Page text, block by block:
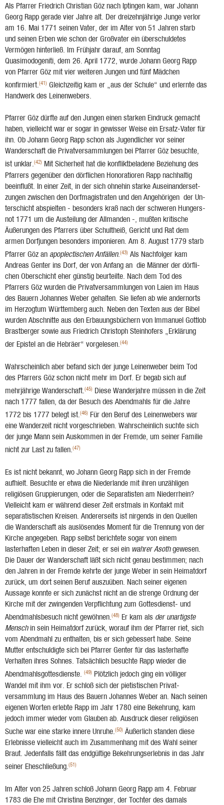
Als Pfar­rer Friedrich Christian Göz nach Iptingen kam, war Johann
Georg Rapp ge­rade vier Jahre alt. Der dreizehnjährige Junge verlor
am 16. Mai 1771 seinen Va­ter, der im Alter von 51 Jahren starb
und seinen Erben wie schon der Großvater ein überschuldetes
Vermögen hinter­ließ. Im Frühjahr darauf, am Sonntag
Quasimodogeniti, dem 26. April 1772, wurde Johann Georg Rapp
von Pfarrer Göz mit vier weiteren Jungen und fünf Mädchen
konfirmiert.(41) Gleichzeitig kam er „aus der Schule“ und erlernte das
Handwerk des Leinenwebers.
Pfarrer Göz dürfte auf den Jungen einen starken Eindruck gemacht
haben, vielleicht war er sogar in gewisser Weise ein Ersatz-Vater für
ihn. Ob Johann Georg Rapp schon als Jugendlicher vor seiner
Wanderschaft die Privatversammlungen bei Pfarrer Göz besuchte,
ist unklar.(42) Mit Sicherheit hat die konfliktbeladene Be­ziehung des
Pfar­rers gegenüber den dörflichen Honoratioren Rapp nachhaltig
beein­flußt. In einer Zeit, in der sich ohnehin starke Auseinanderset­
zungen zwischen den Dorfmagistraten und den Angehörigen der Un­
terschicht abspielten - besonders kraß nach der schweren Hungers­
not 1771 um die Austeilung der Allmanden -, mußten kritische
Äuße­rungen des Pfar­rers über Schultheiß, Gericht und Rat dem
armen Dorfjungen besonders imponieren. Am 8. August 1779 starb
Pfarrer Göz an apoplectischen Anfällen.(43) Als Nachfolger kam
Andreas Genter ins Dorf, der von Anfang an die Männer der dörfli­
chen Oberschicht eher günstig be­urteilte. Nach dem Tod des
Pfarrers Göz wurden die Privatversammlungen von Laien im Haus
des Bauern Johannes Weber gehalten. Sie liefen ab wie andernorts
im Herzogtum Württem­berg auch. Neben den Texten aus der Bibel
wurden Abschnitte aus den Erbauungsbüchern von Immanuel Gottlob
Brastberger sowie aus Friedrich Christoph Steinhofers „Erklärung
der Epistel an die Hebräer“ vorgelesen.(44)
Wahrscheinlich aber befand sich der junge Leinenweber beim Tod
des Pfarrers Göz schon nicht mehr im Dorf. Er begab sich auf
mehrjährige Wanderschaft.(45) Diese Wanderjahre müs­sen in die Zeit
nach 1777 fallen, da der Besuch des Abendmahls für die Jahre
1772 bis 1777 belegt ist.(46) Für den Beruf des Leinenwebers war
eine Wanderzeit nicht vorgeschrieben. Wahrscheinlich suchte sich
der junge Mann sein Auskommen in der Fremde, um seiner Fami­lie
nicht zur Last zu fallen.(47)
Es ist nicht bekannt, wo Johann Georg Rapp sich in der Fremde
aufhielt. Besuchte er etwa die Niederlande mit ihren unzähligen
religiösen Gruppierungen, oder die Separatisten am Nie­derrhein?
Vielleicht kam er während dieser Zeit erstmals in Kontakt mit
separatistischen Krei­sen. Andererseits ist nirgends in den Quellen
die Wanderschaft als auslösendes Moment für die Trennung von der
Kirche angegeben. Rapp selbst berichtete sogar von einem
lasterhaften Leben in dieser Zeit; er sei ein wahrer Asothgewesen.
Die Dauer der Wanderschaft läßt sich nicht genau bestimmen; nach
den Jahren in der Fremde kehrte der junge Weber in sein Heimatdorf
zurück, um dort seinen Beruf auszuüben. Nach seiner eigenen
Aussage konnte er sich zunächst nicht an die strenge Ordnung der
Kirche mit der zwingenden Verpflichtung zum Gottesdienst- und
Abendmahlsbesuch nicht gewöhnen.(48) Er kam als der unartigste
Menschin sein Heimatdorf zurück, worauf ihm der Pfarrer riet, sich
vom Abendmahl zu enthalten, bis er sich gebessert habe. Seine
Mutter entschuldigte sich bei Pfarrer Genter für das lasterhafte
Verhalten ihres Sohnes. Tatsächlich besuchte Rapp wieder die
Abendmahlsgottesdienste. (49) Plötzlich jedoch ging ein völliger
Wandel mit ihm vor. Er schloß sich der pietistischen Privat­
versammlung im Haus des Bauern Johannes Weber an. Nach seinen
eigenen Worten erlebte Rapp im Jahr 1780 eine Bekehrung, kam
jedoch immer wieder vom Glauben ab. Ausdruck dieser religiö­sen
Suche war eine starke innere Unruhe.(50) Äußerlich standen diese
Erlebnisse vielleicht auch im Zusammenhang mit des Wahl seiner
Braut. Jedenfalls fällt das endgültige Bekehrungser­lebnis in das Jahr
seiner Eheschließung.(51)
Im Alter von 25 Jahren schloß Johann Georg Rapp am 4. Februar
1783 die Ehe mit Christina Benzinger, der Tochter des damals